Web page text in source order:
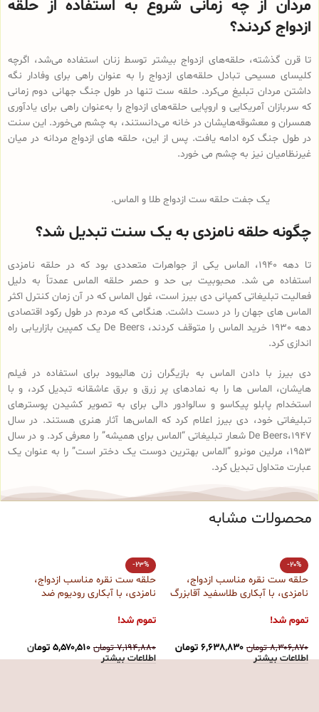
مردان از چه زمانی شروع به استفاده از حلقه
ازدواج کردند؟
تا قرن گذشته، حلقه‌های ازدواج بیشتر توسط زنان استفاده می‌شد، اگرچه
کلیسای مسیحی تبادل حلقه‌های ازدواج را به عنوان راهی برای وفادار نگه
داشتن مردان تبلیغ می‌کرد. حلقه ست تنها در طول جنگ جهانی دوم زمانی
که سربازان آمریکایی و اروپایی حلقه‌های ازدواج را به‌عنوان راهی برای یادآوری
همسران و معشوقه‌هایشان در خانه می‌دانستند، به چشم می‌خورد. این سنت
در طول جنگ کره ادامه یافت. پس از این، حلقه های ازدواج مردانه در میان
غیرنظامیان نیز به چشم می خورد.
یک جفت حلقه ست ازدواج طلا و الماس.
چگونه حلقه نامزدی به یک سنت تبدیل شد؟
تا دهه 1940، الماس یکی از جواهرات متعددی بود که در حلقه نامزدی
استفاده می شد. محبوبیت بی حد و حصر حلقه الماس عمدتاً به دلیل
فعالیت تبلیغاتی کمپانی دی بیرز است، غول الماس که در آن زمان کنترل اکثر
الماس های جهان را در دست داشت. هنگامی که مردم در طول رکود اقتصادی
دهه 1930 خرید الماس را متوقف کردند، De Beers یک کمپین بازاریابی راه
اندازی کرد.
دی بیرز با دادن الماس به بازیگران زن هالیوود برای استفاده در فیلم
هایشان، الماس ها را به نمادهای پر زرق و برق عاشقانه تبدیل کرد، و با
استخدام پابلو پیکاسو و سالوادور دالی برای به تصویر کشیدن پوسترهای
تبلیغاتی خود، دی بیرز اعلام کرد که الماس‌ها آثار هنری هستند. در سال
1947،De Beers شعار تبلیغاتی “الماس برای همیشه” را معرفی کرد. و در سال
1953، مرلین مونرو “الماس بهترین دوست یک دختر است” را به عنوان یک
عبارت متداول تبدیل کرد.
محصولات مشابه
-20%
حلقه ست نقره مناسب ازدواج،
نامزدی، با آبکاری طلاسفید آقابزرگ
تموم شد!
۸,۳۰۶,۸۷۰ تومان ۶,۶۳۸,۸۳۰ تومان
اطلاعات بیشتر
-23%
حلقه ست نقره مناسب ازدواج،
نامزدی، با آبکاری رودیوم ضد
تموم شد!
۷,۱۹۴,۸۸۰ تومان ۵,۵۷۰,۵۱۰ تومان
اطلاعات بیشتر